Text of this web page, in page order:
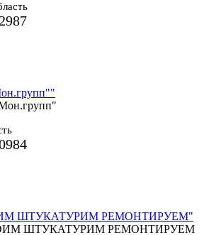
ШТУКАТУРИМ РЕМОНТИРУЕМ"